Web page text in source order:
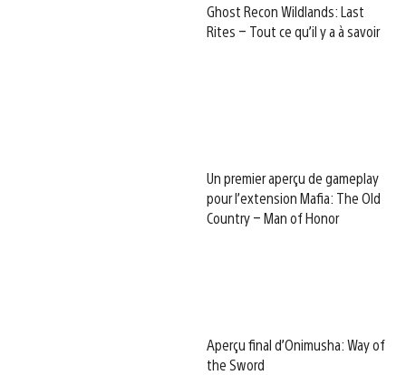
Ghost Recon Wildlands: Last
Rites – Tout ce qu’il y a à savoir
Un premier aperçu de gameplay
pour l’extension Mafia: The Old
Country – Man of Honor
Aperçu final d’Onimusha: Way of
the Sword